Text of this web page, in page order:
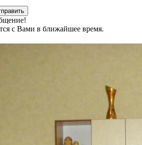
с Вами в ближайшее время.